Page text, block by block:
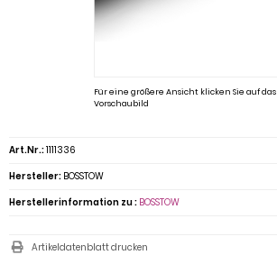
Für eine größere Ansicht klicken Sie auf das
Vorschaubild
Art.Nr.:1111336
Hersteller: BOSSTOW
Herstellerinformation zu : BOSSTOW
Artikeldatenblatt drucken